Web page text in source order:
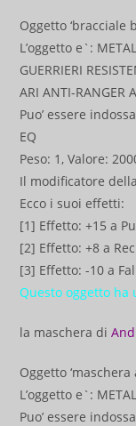
Oggetto ‘bracciale
L’oggetto e`:
GUERRIERI
ARI ANTI-RANGER
Puo’ essere
EQ
Peso: 1, Valore:
Il modificatore
Ecco i suoi effetti:
[1] Effetto: +15 a
[2] Effetto: +8 a
[3] Effetto: -10 a
Questo oggetto
la maschera di
Oggetto
L’oggetto e`:
Puo’ essere